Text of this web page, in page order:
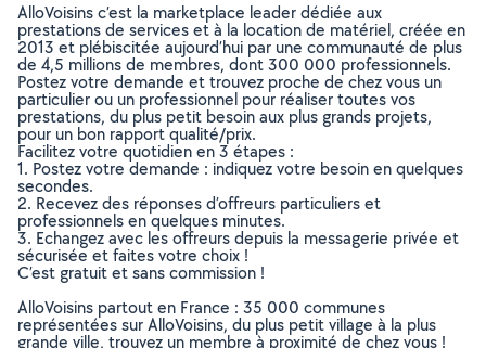
AlloVoisins c’est la marketplace leader dédiée aux
prestations de services et à la location de matériel, créée en
2013 et plébiscitée aujourd’hui par une communauté de plus
de 4,5 millions de membres, dont 300 000 professionnels.
Postez votre demande et trouvez proche de chez vous un
particulier ou un professionnel pour réaliser toutes vos
prestations, du plus petit besoin aux plus grands projets,
pour un bon rapport qualité/prix.
Facilitez votre quotidien en 3 étapes :
1. Postez votre demande : indiquez votre besoin en quelques
secondes.
2. Recevez des réponses d’offreurs particuliers et
professionnels en quelques minutes.
3. Echangez avec les offreurs depuis la messagerie privée et
sécurisée et faites votre choix !
C’est gratuit et sans commission !
AlloVoisins partout en France : 35 000 communes
représentées sur AlloVoisins, du plus petit village à la plus
grande ville, trouvez un membre à proximité de chez vous !